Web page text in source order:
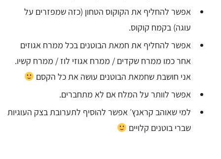
אפשר להחליף את הקוקוס הטחון (כזה שמפזרים על
עוגה) בקמח קוקוס.
אפשר להחליף את חמאת הבוטנים בכל ממרח אגוזים
אחר כמו ממרח שקדים / ממרח אגוזי לוז / ממרח קשיו.
אני חושבת שחמאת הבוטנים עושה את כל הקסם
אפשר לוותר על המלח אם לא מתחברים.
למי שאוהב קראנץ׳ אפשר להוסיף לתערובת בצק העוגיות
שברי בוטנים קלויים